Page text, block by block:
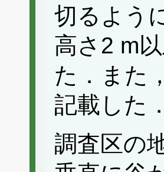
切るよう
高さ2 m
た．また
記載した．
調査区の